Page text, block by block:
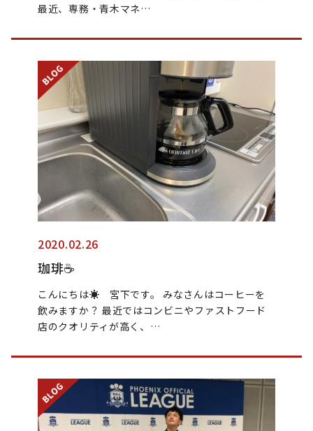
最近、専務・青木マネ…
2020.02.26
珈琲☕
こんにちは☀ 宮下です。 みなさんはコーヒーを
飲みますか？ 最近ではコンビニやファストフード
店のクオリティが高く、…